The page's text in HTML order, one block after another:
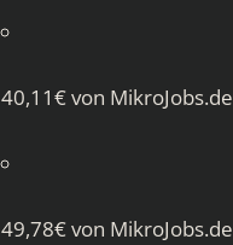
40,11€ von MikroJobs.de
49,78€ von MikroJobs.de